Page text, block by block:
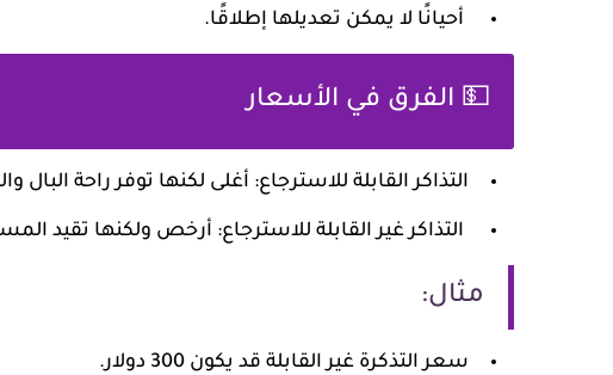
أحيانًا لا يمكن تعديلها إطلاقًا.
💵 الفرق في الأسعار
التذاكر القابلة للاسترجاع: أغلى لكنها توفر راحة البال
التذاكر غير القابلة للاسترجاع: أرخص ولكنها تقيد
مثال:
سعر التذكرة غير القابلة قد يكون 300 دولار.